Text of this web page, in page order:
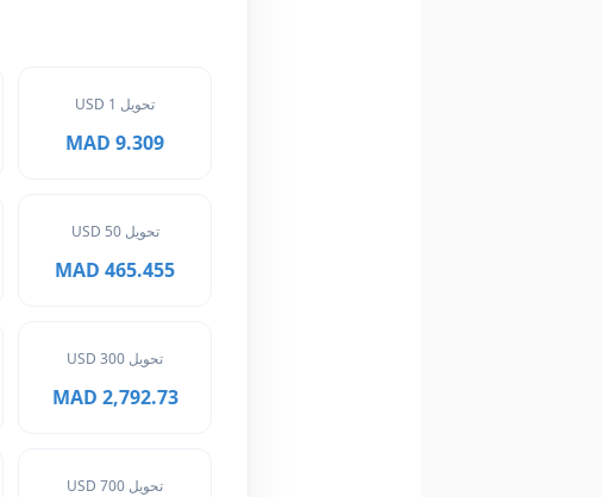
تحويل 1 USD
9.309 MAD
تحويل 50 USD
465.455 MAD
تحويل 300 USD
2,792.73 MAD
تحويل 700 USD